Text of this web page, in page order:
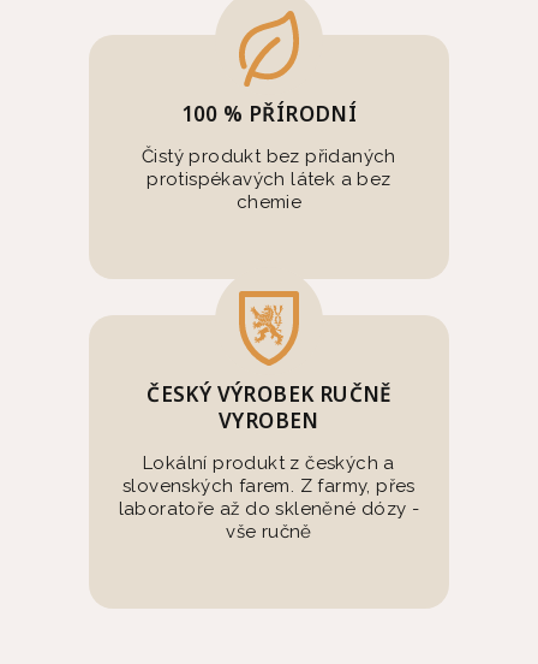
100 % PŘÍRODNÍ
Čistý produkt bez přidaných
protispékavých látek a bez
chemie
ČESKÝ VÝROBEK RUČNĚ
VYROBEN
Lokální produkt z českých a
slovenských farem. Z farmy, přes
laboratoře až do skleněné dózy -
vše ručně